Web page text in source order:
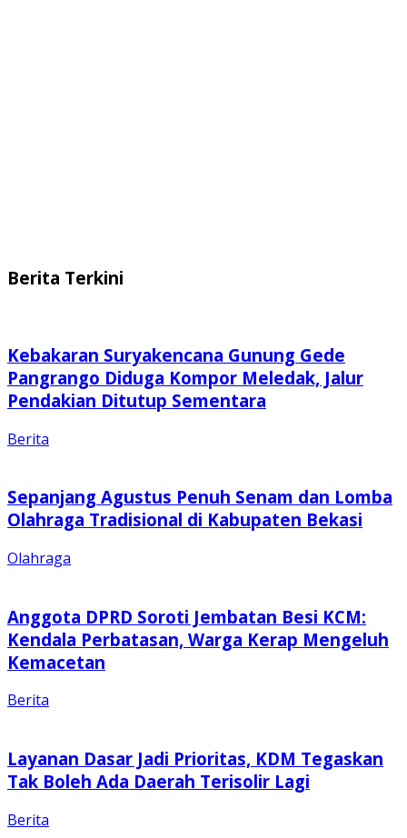
Berita Terkini
Kebakaran Suryakencana Gunung Gede
Pangrango Diduga Kompor Meledak, Jalur
Pendakian Ditutup Sementara
Berita
Sepanjang Agustus Penuh Senam dan Lomba
Olahraga Tradisional di Kabupaten Bekasi
Olahraga
Anggota DPRD Soroti Jembatan Besi KCM:
Kendala Perbatasan, Warga Kerap Mengeluh
Kemacetan
Berita
Layanan Dasar Jadi Prioritas, KDM Tegaskan
Tak Boleh Ada Daerah Terisolir Lagi
Berita